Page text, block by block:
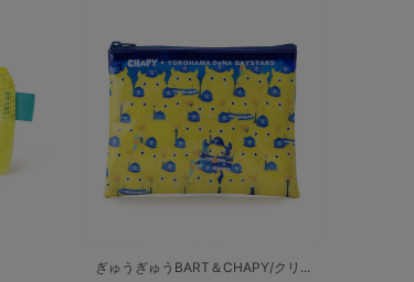
ぎゅうぎゅうBART＆CHAPY/クリ...